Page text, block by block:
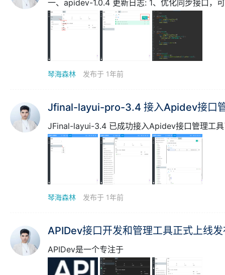
琴海森林 发布于 1年前
Jfinal-layui-pro-3.4 接入Apidev接口
JFinal-layui-3.4 已成功接入Apidev接口管理工
琴海森林 发布于 1年前
APIDev接口开发和管理工具正式上线
APIDev是一个专注于